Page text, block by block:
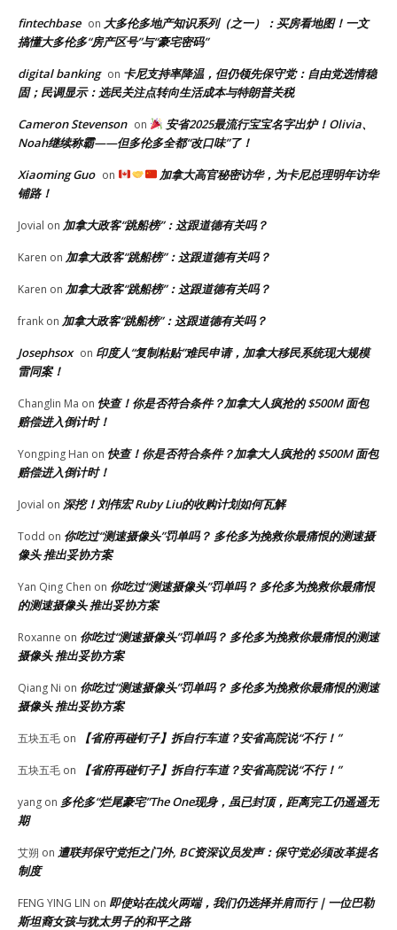
fintechbase on 大多伦多地产知识系列（之一）：买房看地图！一文
搞懂大多伦多“房产区号”与“豪宅密码”
digital banking on 卡尼支持率降温，但仍领先保守党：自由党选情稳
固；民调显示：选民关注点转向生活成本与特朗普关税
Cameron Stevenson on
安省2025最流行宝宝名字出炉！Olivia、
Noah继续称霸——但多伦多全都“改口味”了！
Xiaoming Guo on
加拿大高官秘密访华，为卡尼总理明年访华
铺路！
Jovial on 加拿大政客“跳船榜”：这跟道德有关吗？
Karen on 加拿大政客“跳船榜”：这跟道德有关吗？
Karen on 加拿大政客“跳船榜”：这跟道德有关吗？
frank on 加拿大政客“跳船榜”：这跟道德有关吗？
Josephsox on 印度人“复制粘贴”难民申请，加拿大移民系统现大规模
雷同案！
Changlin Ma on 快查！你是否符合条件？加拿大人疯抢的 $500M 面包
赔偿进入倒计时！
Yongping Han on 快查！你是否符合条件？加拿大人疯抢的 $500M 面包
赔偿进入倒计时！
Jovial on 深挖！刘伟宏 Ruby Liu的收购计划如何瓦解
Todd on 你吃过“测速摄像头”罚单吗？ 多伦多为挽救你最痛恨的测速摄
像头 推出妥协方案
Yan Qing Chen on 你吃过“测速摄像头”罚单吗？ 多伦多为挽救你最痛恨
的测速摄像头 推出妥协方案
Roxanne on 你吃过“测速摄像头”罚单吗？ 多伦多为挽救你最痛恨的测速
摄像头 推出妥协方案
Qiang Ni on 你吃过“测速摄像头”罚单吗？ 多伦多为挽救你最痛恨的测速
摄像头 推出妥协方案
五块五毛 on 【省府再碰钉子】拆自行车道？安省高院说“不行！”
五块五毛 on 【省府再碰钉子】拆自行车道？安省高院说“不行！”
yang on 多伦多“烂尾豪宅”The One现身，虽已封顶，距离完工仍遥遥无
期
艾朔 on 遭联邦保守党拒之门外, BC资深议员发声：保守党必须改革提名
制度
FENG YING LIN on 即使站在战火两端，我们仍选择并肩而行｜一位巴勒
斯坦裔女孩与犹太男子的和平之路